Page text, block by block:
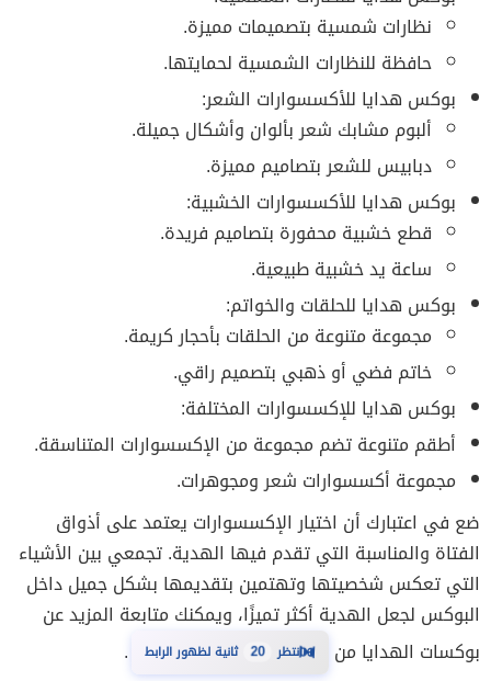
نظارات شمسية بتصميمات مميزة.
حافظة للنظارات الشمسية لحمايتها.
بوكس هدايا للأكسسوارات الشعر:
ألبوم مشابك شعر بألوان وأشكال جميلة.
دبابيس للشعر بتصاميم مميزة.
بوكس هدايا للأكسسوارات الخشبية:
قطع خشبية محفورة بتصاميم فريدة.
ساعة يد خشبية طبيعية.
بوكس هدايا للحلقات والخواتم:
مجموعة متنوعة من الحلقات بأحجار كريمة.
خاتم فضي أو ذهبي بتصميم راقي.
بوكس هدايا للإكسسوارات المختلفة:
أطقم متنوعة تضم مجموعة من الإكسسوارات المتناسقة.
مجموعة أكسسوارات شعر ومجوهرات.
ضع في اعتبارك أن اختيار الإكسسوارات يعتمد على أذواق
الفتاة والمناسبة التي تقدم فيها الهدية. تجمعي بين الأشياء
التي تعكس شخصيتها وتهتمين بتقديمها بشكل جميل داخل
البوكس لجعل الهدية أكثر تميزًا، ويمكنك متابعة المزيد عن
بوكسات الهدايا من
⏳انتظر 20 ثانية لظهور الرابط .